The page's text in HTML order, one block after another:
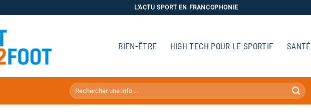
L'ACTU SPORT EN FRANCOPHONIE
BIEN-ÊTRE HIGH TECH POUR LE SPORTIF SANTÉ